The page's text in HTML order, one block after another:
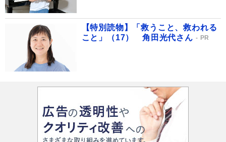
【特別読物】「救うこと、救われる
こと」（17） 角田光代さん
PR